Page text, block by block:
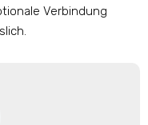
Verbindung